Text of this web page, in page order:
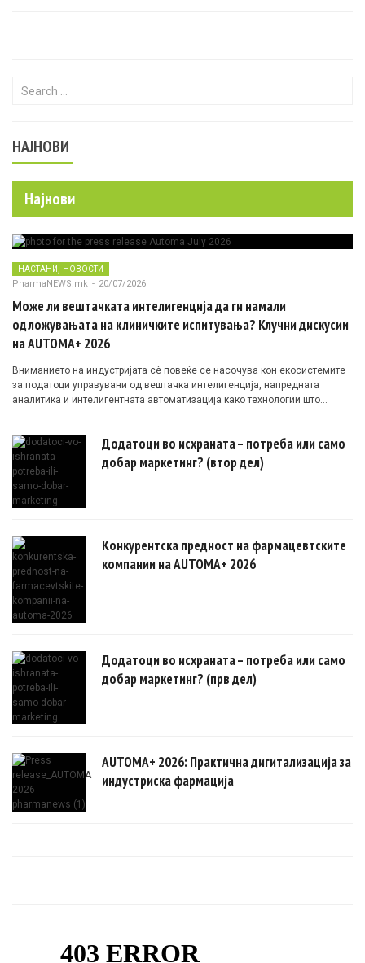
Search for:
НАЈНОВИ
Најнови
НАСТАНИ, НОВОСТИ
PharmaNEWS.mk - 20/07/2026
Може ли вештачката интелигенција да ги намали
одложувањата на клиничките испитувања? Клучни дискусии
на AUTOMA+ 2026
Вниманието на индустријата сè повеќе се насочува кон екосистемите
за податоци управувани од вештачка интелигенција, напредната
аналитика и интелигентната автоматизација како технологии што
Додатоци во исхраната – потреба или само
добар маркетинг? (втор дел)
Конкурентска предност на фармацевтските
компании на AUTOMA+ 2026
Додатоци во исхраната – потреба или само
добар маркетинг? (прв дел)
AUTOMA+ 2026: Практична дигитализација за
индустриска фармација